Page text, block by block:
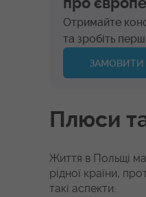
Отримайте
та зробіть
ЗАМОВИТИ
Плюси
Життя в Польщі
рідної країни,
такі аспекти: